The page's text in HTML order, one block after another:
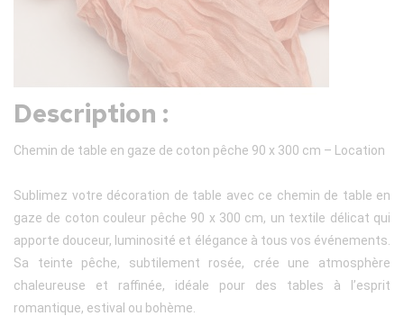
Description :
Chemin de table en gaze de coton pêche 90 x 300 cm – Location
Sublimez votre décoration de table avec ce chemin de table en
gaze de coton couleur pêche 90 x 300 cm, un textile délicat qui
apporte douceur, luminosité et élégance à tous vos événements.
Sa teinte pêche, subtilement rosée, crée une atmosphère
chaleureuse et raffinée, idéale pour des tables à l’esprit
romantique, estival ou bohème.